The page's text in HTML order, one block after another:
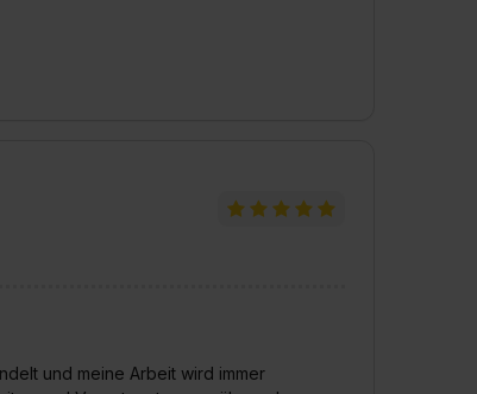
und meine Arbeit wird immer